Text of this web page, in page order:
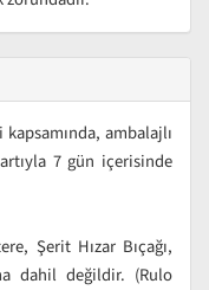
ambalajlı
7 gün içerisinde
Şerit Hızar Bıçağı,
dahil değildir. (Rulo